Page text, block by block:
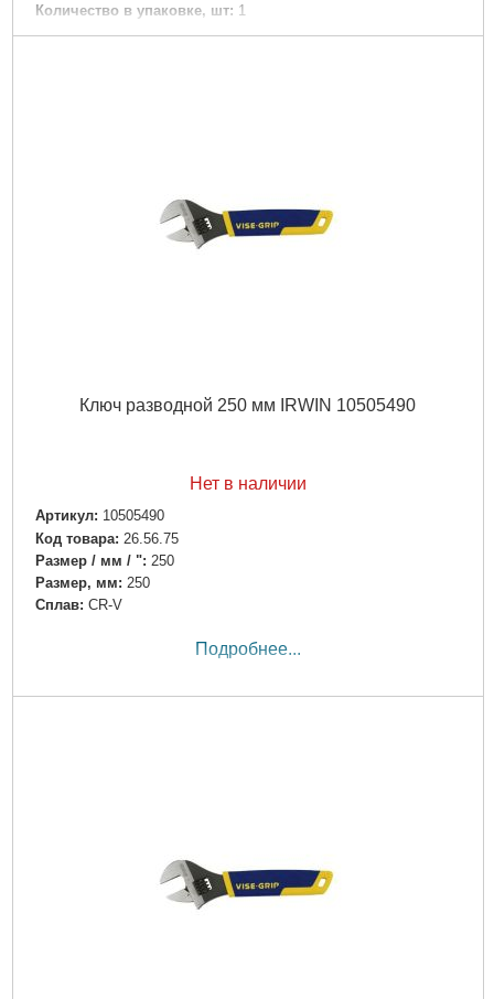
Количество в упаковке, шт: 1
Габариты упаковки: 120x70x21 мм
Ключ разводной 250 мм IRWIN 10505490
Нет в наличии
Артикул: 10505490
Код товара: 26.56.75
Размер / мм / ": 250
Размер, мм: 250
Сплав: CR-V
Подробнее...